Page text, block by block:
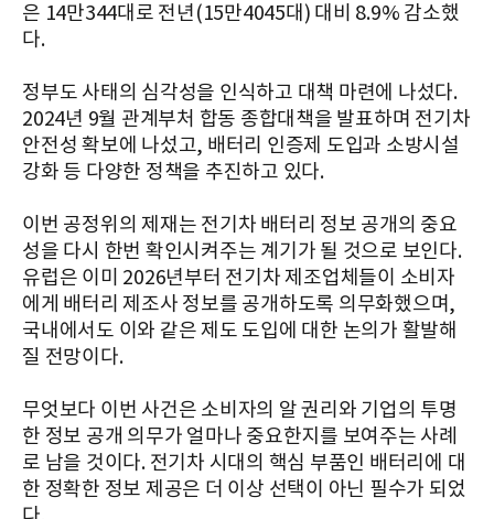
은 14만344대로 전년(15만4045대) 대비 8.9% 감소했
다.
정부도 사태의 심각성을 인식하고 대책 마련에 나섰다.
2024년 9월 관계부처 합동 종합대책을 발표하며 전기차
안전성 확보에 나섰고, 배터리 인증제 도입과 소방시설
강화 등 다양한 정책을 추진하고 있다.
이번 공정위의 제재는 전기차 배터리 정보 공개의 중요
성을 다시 한번 확인시켜주는 계기가 될 것으로 보인다.
유럽은 이미 2026년부터 전기차 제조업체들이 소비자
에게 배터리 제조사 정보를 공개하도록 의무화했으며,
국내에서도 이와 같은 제도 도입에 대한 논의가 활발해
질 전망이다.
무엇보다 이번 사건은 소비자의 알 권리와 기업의 투명
한 정보 공개 의무가 얼마나 중요한지를 보여주는 사례
로 남을 것이다. 전기차 시대의 핵심 부품인 배터리에 대
한 정확한 정보 제공은 더 이상 선택이 아닌 필수가 되었